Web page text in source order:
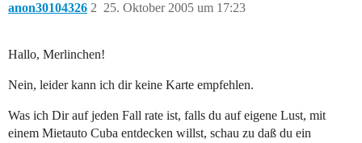
anon30104326 25. Oktober 2005 um 17:23
2
Hallo, Merlinchen!
Nein, leider kann ich dir keine Karte empfehlen.
Was ich Dir auf jeden Fall rate ist, falls du auf eigene Lust, mit
einem Mietauto Cuba entdecken willst, schau zu daß du ein